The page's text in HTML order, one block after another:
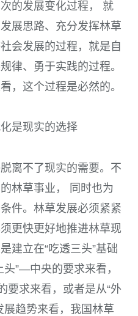
的发展变化过程， 就
展思路、充分发挥林草
会发展的过程，就是自
律、勇于实践的过程。
，这个过程是必然的。
是现实的选择
离不了现实的需要。不
林草事业， 同时也为
件。林草发展必须紧紧
更快更好地推进林草现
建立在“吃透三头”基础
头”—中央的要求来看，
要求来看，或者是从“外
趋势来看，我国林草